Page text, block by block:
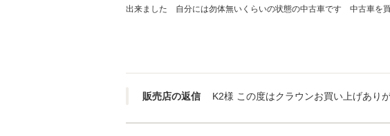
出来ました 自分には勿体無いくらいの状態の中古車です 中古車を
販売店の返信